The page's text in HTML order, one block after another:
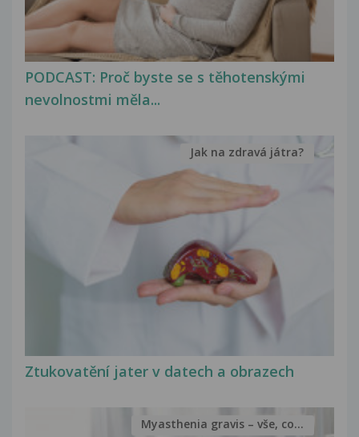
PODCAST: Proč byste se s těhotenskými
nevolnostmi měla...
Ztukovatění jater v datech a obrazech
Jak na zdravá játra?
Myasthenia gravis – vše, co...